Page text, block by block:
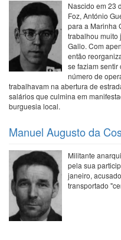
Nascido em 23
Foz, António
para a Marinha
trabalhou muito
Gallo. Com
então
se faziam sentir
número de
trabalhavam na abertura de
salários que culmina em
burguesia local.
Manuel Augusto da
Militante
pela sua
janeiro,
transportado
Paginação